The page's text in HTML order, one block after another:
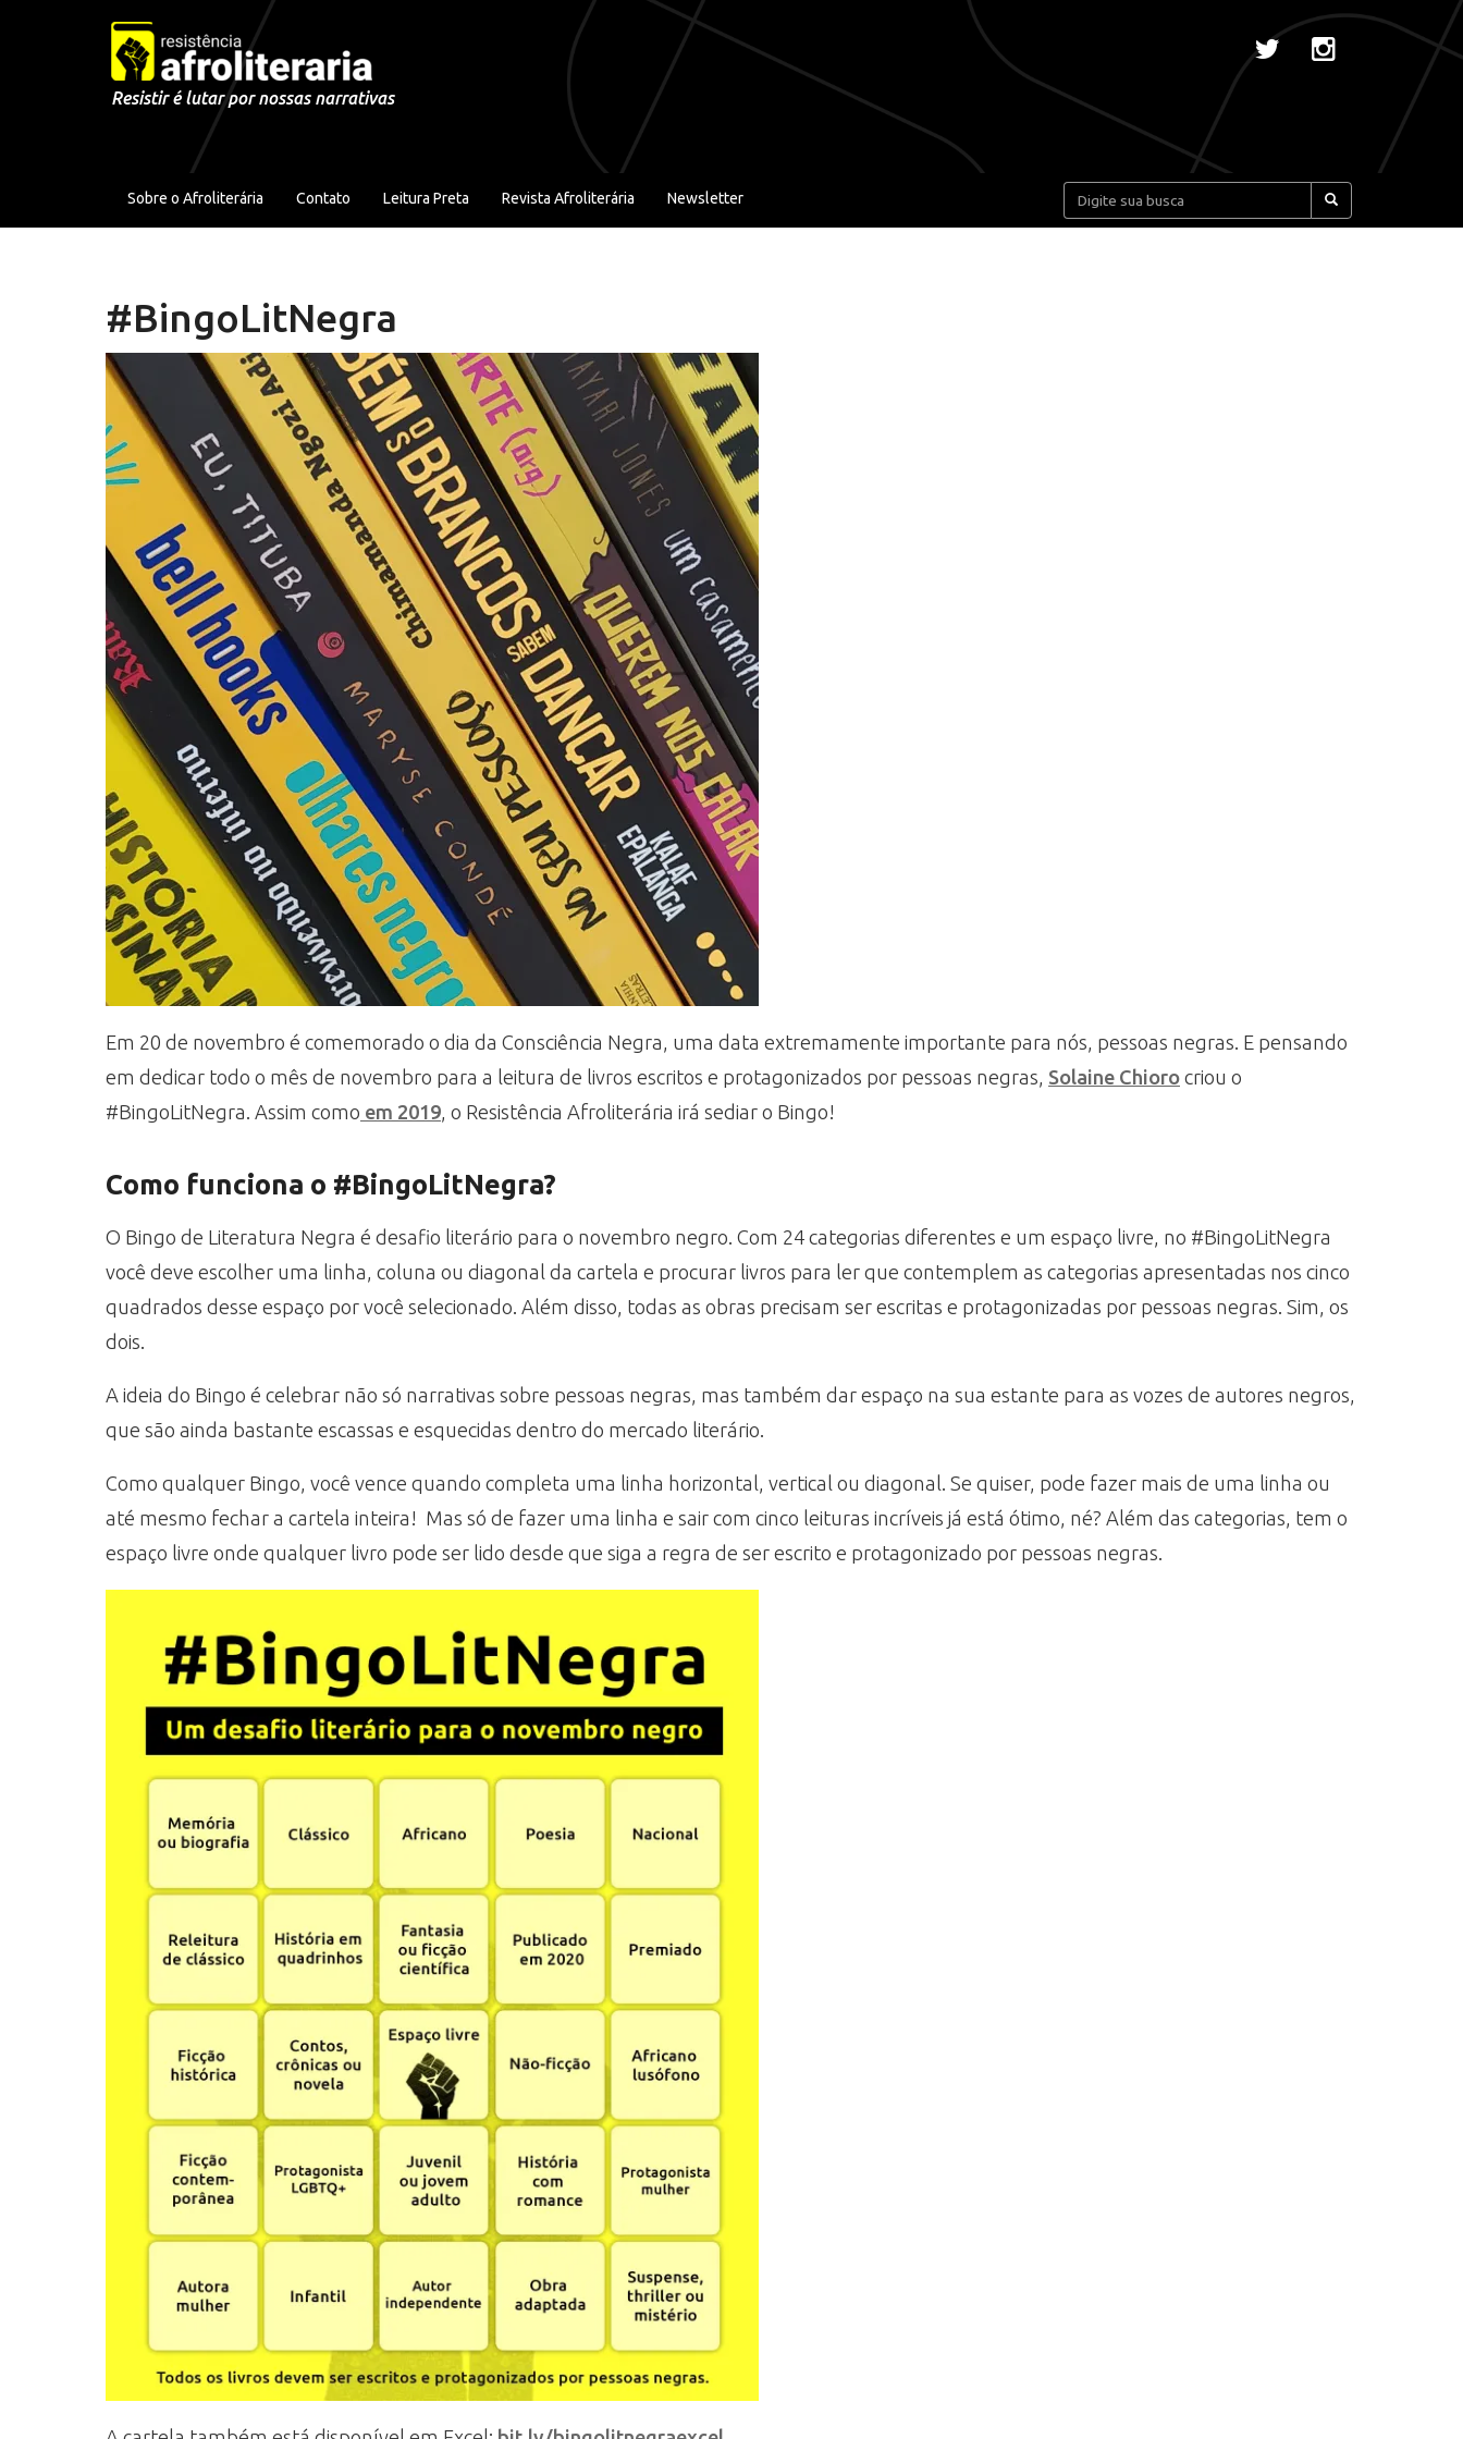
Pular para o conteúdo
Resistir é lutar por nossas narrativas
Sobre o Afroliterária Contato Leitura Preta Revista Afroliterária Newsletter Pesquisar:
#BingoLitNegra
Em 20 de novembro é comemorado o dia da Consciência Negra, uma data extremamente importante para nós, pessoas negras. E pensando
em dedicar todo o mês de novembro para a leitura de livros escritos e protagonizados por pessoas negras, Solaine Chioro criou o
#BingoLitNegra. Assim como em 2019, o Resistência Afroliterária irá sediar o Bingo!
Como funciona o #BingoLitNegra?
O Bingo de Literatura Negra é desafio literário para o novembro negro. Com 24 categorias diferentes e um espaço livre, no #BingoLitNegra
você deve escolher uma linha, coluna ou diagonal da cartela e procurar livros para ler que contemplem as categorias apresentadas nos cinco
quadrados desse espaço por você selecionado. Além disso, todas as obras precisam ser escritas e protagonizadas por pessoas negras. Sim, os
dois.
A ideia do Bingo é celebrar não só narrativas sobre pessoas negras, mas também dar espaço na sua estante para as vozes de autores negros,
que são ainda bastante escassas e esquecidas dentro do mercado literário.
Como qualquer Bingo, você vence quando completa uma linha horizontal, vertical ou diagonal. Se quiser, pode fazer mais de uma linha ou
até mesmo fechar a cartela inteira! Mas só de fazer uma linha e sair com cinco leituras incríveis já está ótimo, né? Além das categorias, tem o
espaço livre onde qualquer livro pode ser lido desde que siga a regra de ser escrito e protagonizado por pessoas negras.